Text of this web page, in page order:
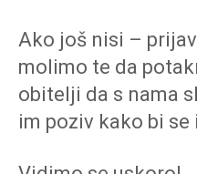
Ako još nisi –
molimo te da
obitelji da s nama
im poziv kako bi